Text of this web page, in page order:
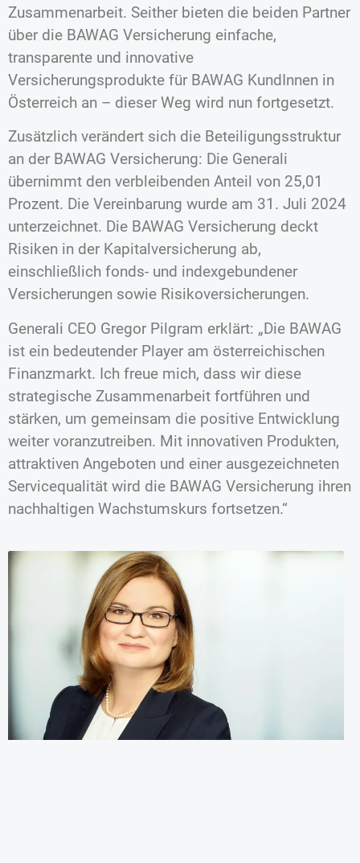
Zusammenarbeit. Seither bieten die beiden Partner
über die BAWAG Versicherung einfache,
transparente und innovative
Versicherungsprodukte für BAWAG KundInnen in
Österreich an – dieser Weg wird nun fortgesetzt.
Zusätzlich verändert sich die Beteiligungsstruktur
an der BAWAG Versicherung: Die Generali
übernimmt den verbleibenden Anteil von 25,01
Prozent. Die Vereinbarung wurde am 31. Juli 2024
unterzeichnet. Die BAWAG Versicherung deckt
Risiken in der Kapitalversicherung ab,
einschließlich fonds- und indexgebundener
Versicherungen sowie Risikoversicherungen.
Generali CEO Gregor Pilgram erklärt: „Die BAWAG
ist ein bedeutender Player am österreichischen
Finanzmarkt. Ich freue mich, dass wir diese
strategische Zusammenarbeit fortführen und
stärken, um gemeinsam die positive Entwicklung
weiter voranzutreiben. Mit innovativen Produkten,
attraktiven Angeboten und einer ausgezeichneten
Servicequalität wird die BAWAG Versicherung ihren
nachhaltigen Wachstumskurs fortsetzen.“